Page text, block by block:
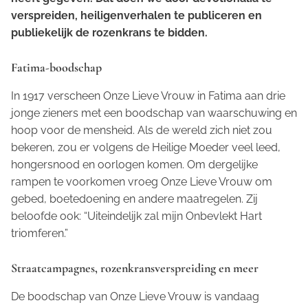
verspreiden, heiligenverhalen te publiceren en
publiekelijk de rozenkrans te bidden.
Fatima-boodschap
In 1917 verscheen Onze Lieve Vrouw in Fatima aan drie
jonge zieners met een boodschap van waarschuwing en
hoop voor de mensheid. Als de wereld zich niet zou
bekeren, zou er volgens de Heilige Moeder veel leed,
hongersnood en oorlogen komen. Om dergelijke
rampen te voorkomen vroeg Onze Lieve Vrouw om
gebed, boetedoening en andere maatregelen. Zij
beloofde ook: “Uiteindelijk zal mijn Onbevlekt Hart
triomferen.”
Straatcampagnes, rozenkransverspreiding en meer
De boodschap van Onze Lieve Vrouw is vandaag